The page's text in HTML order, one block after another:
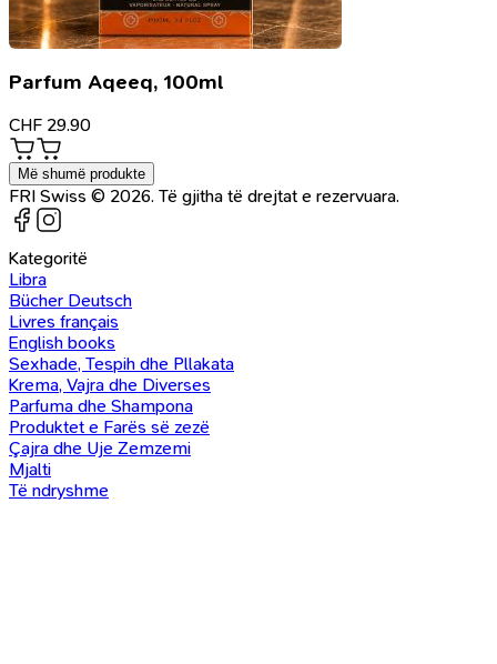
Parfum Aqeeq, 100ml
CHF 29.90
Më shumë produkte
FRI Swiss © 2026. Të gjitha të drejtat e rezervuara.
Kategoritë
Libra
Bücher Deutsch
Livres français
English books
Sexhade, Tespih dhe Pllakata
Krema, Vajra dhe Diverses
Parfuma dhe Shampona
Produktet e Farës së zezë
Çajra dhe Uje Zemzemi
Mjalti
Të ndryshme